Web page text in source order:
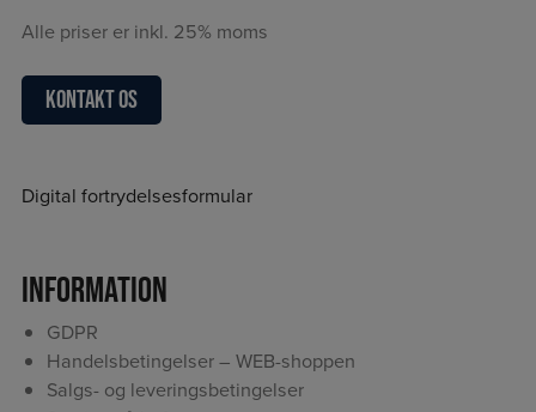
Alle priser er inkl. 25% moms
Kontakt os
Digital fortrydelsesformular
Information
GDPR
Handelsbetingelser – WEB-shoppen
Salgs- og leveringsbetingelser